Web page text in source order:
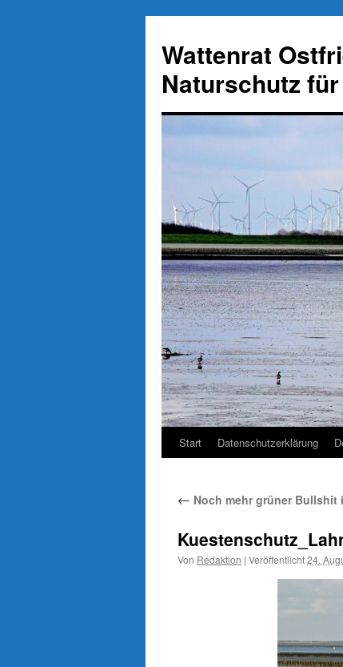
springen
Wattenrat
Naturschutz
Start Datenschutzerklärung
← Noch mehr grüner Bullshit
Von Redaktion | Veröffentlicht24.